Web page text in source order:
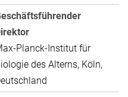
Planck-Institut für
des Alterns, Köln,